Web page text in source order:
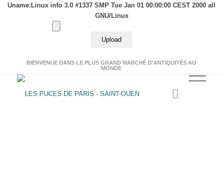
Uname:Linux info 3.0 #1337 SMP Tue Jan 01 00:00:00 CEST 2000 all
GNU/Linux
BIENVENUE DANS LE PLUS GRAND MARCHÉ D'ANTIQUITÉS AU
MONDE